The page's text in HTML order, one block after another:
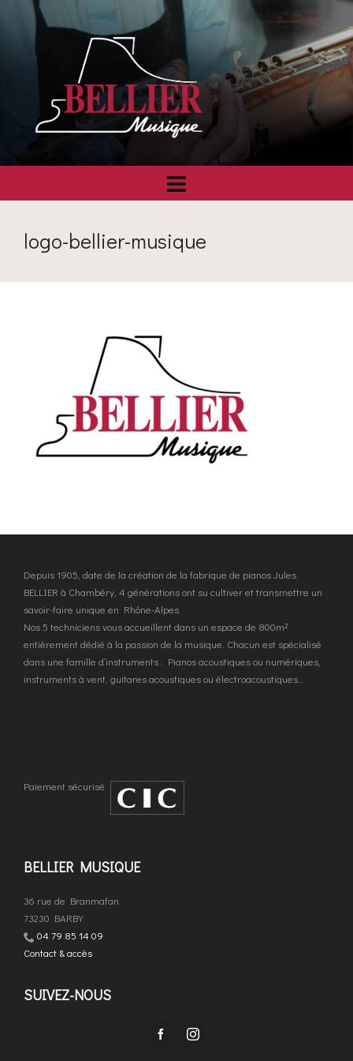
logo-bellier-musique
Depuis 1905, date de la création de la fabrique de pianos Jules
BELLIER à Chambéry, 4 générations ont su cultiver et transmettre un
savoir-faire unique en Rhône-Alpes.
Nos 5 techniciens vous accueillent dans un espace de 800m²
entièrement dédié à la passion de la musique. Chacun est spécialisé
dans une famille d’instruments : Pianos acoustiques ou numériques,
instruments à vent, guitares acoustiques ou électroacoustiques…
Paiement sécurisé
BELLIER MUSIQUE
36 rue de Branmafan
73230 BARBY
04 79 85 14 09
Contact & accès
SUIVEZ-NOUS